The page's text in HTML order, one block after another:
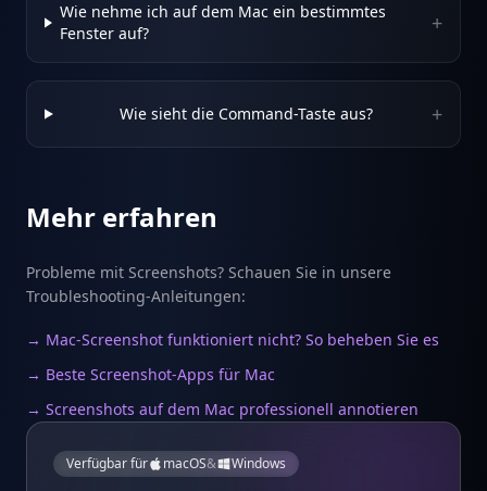
Wie nehme ich auf dem Mac ein bestimmtes
Fenster auf?
+
Wie sieht die Command-Taste aus? +
Mehr erfahren
Probleme mit Screenshots? Schauen Sie in unsere
Troubleshooting-Anleitungen:
→ Mac-Screenshot funktioniert nicht? So beheben Sie es
→ Beste Screenshot-Apps für Mac
→ Screenshots auf dem Mac professionell annotieren
Verfügbar für macOS& Windows